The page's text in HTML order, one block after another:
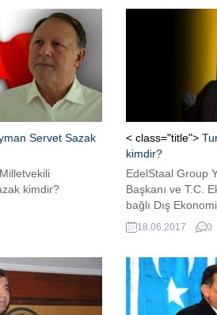
Servet Sazak
kimdir?
< class="title">
kimdir?
EdelStaal Group
Başkanı ve T.C.
bağlı Dış
Avrupa Başkanı
kimdir?
18.06.2017 0